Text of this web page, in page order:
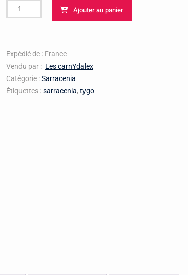
quantité
de
Ajouter au panier
Expédié de : France
Vendu par : Les carnYdalex
Catégorie :Sarracenia
Étiquettes :sarracenia, tygo